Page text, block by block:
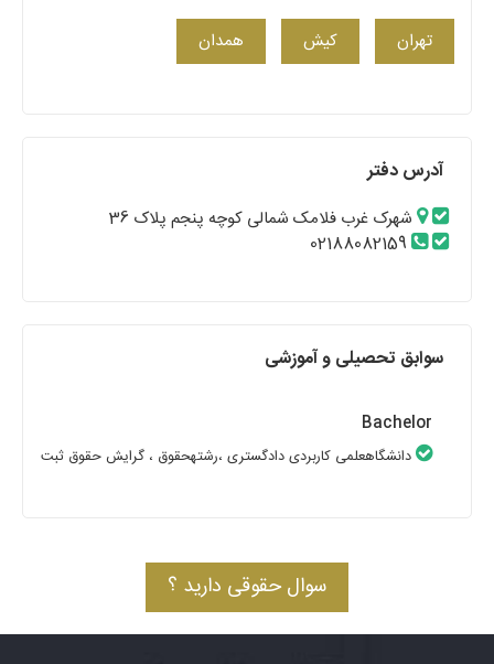
تهران کیش همدان
آدرس دفتر
شهرک غرب فلامک شمالی کوچه پنجم پلاک 36
02188082159
سوابق تحصیلی و آموزشی
Bachelor
دانشگاهعلمی کاربردی دادگستری ،رشتهحقوق ، گرایش حقوق ثبت
سوال حقوقی دارید ؟